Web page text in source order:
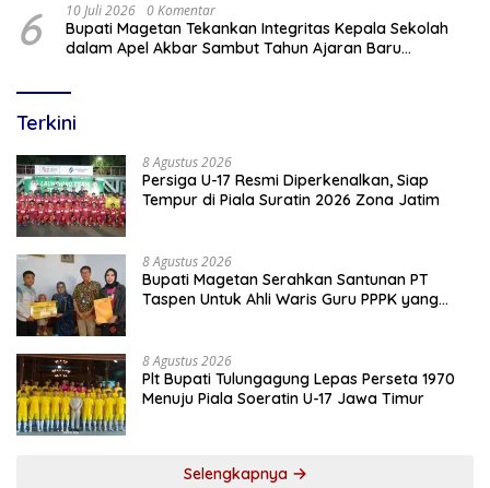
6 10 Juli 2026 0 Komentar
Bupati Magetan Tekankan Integritas Kepala Sekolah
dalam Apel Akbar Sambut Tahun Ajaran Baru
Terkini
8 Agustus 2026
Persiga U-17 Resmi Diperkenalkan, Siap
Tempur di Piala Suratin 2026 Zona Jatim
8 Agustus 2026
Bupati Magetan Serahkan Santunan PT
Taspen Untuk Ahli Waris Guru PPPK yang
8 Agustus 2026
Plt Bupati Tulungagung Lepas Perseta 1970
Menuju Piala Soeratin U-17 Jawa Timur
Selengkapnya